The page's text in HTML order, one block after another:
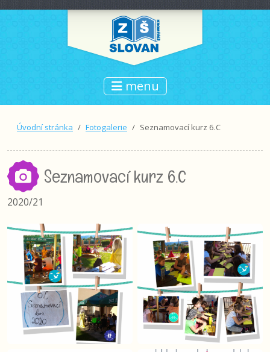
menu
Úvodní stránka Fotogalerie Seznamovací kurz 6.C
Seznamovací kurz 6.C
2020/21